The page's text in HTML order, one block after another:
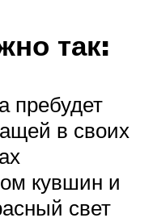
так:
пребудет
в своих
кувшин и
свет